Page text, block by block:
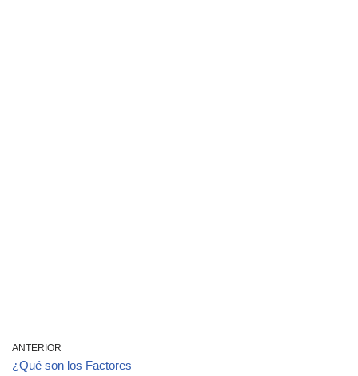
ANTERIOR
¿Qué son los Factores